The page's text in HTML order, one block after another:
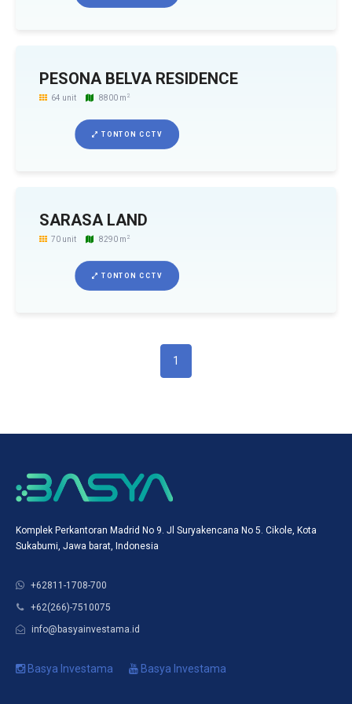
PESONA BELVA RESIDENCE
64 unit 8800 m 2
TONTON CCTV
SARASA LAND
70 unit 8290 m 2
TONTON CCTV
1
Komplek Perkantoran Madrid No 9. Jl Suryakencana No 5. Cikole, Kota
Sukabumi, Jawa barat, Indonesia
+62811-1708-700
+62(266)-7510075
info@basyainvestama.id
Basya Investama Basya Investama